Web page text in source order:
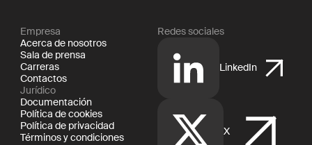
Empresa
Acerca de nosotros
Sala de prensa
Carreras
Contactos
Jurídico
Documentación
Política de cookies
Política de privacidad
Términos y condiciones
Redes sociales
LinkedIn
X